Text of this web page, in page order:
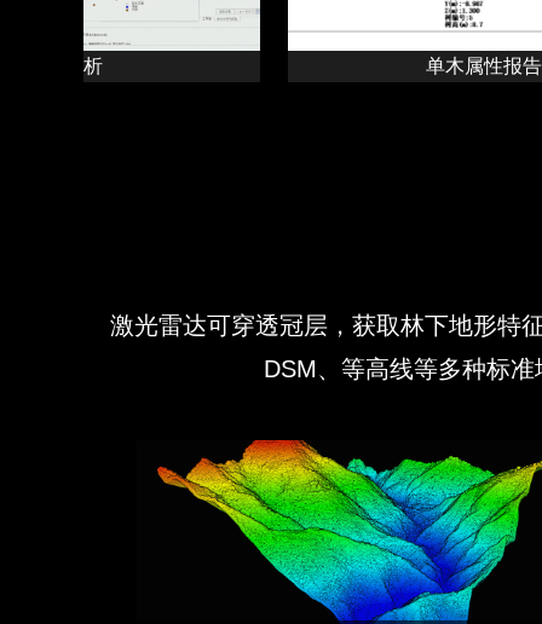
单木属性报告
激光雷达可穿透冠层，获取林下地形特
DSM、等高线等多种标